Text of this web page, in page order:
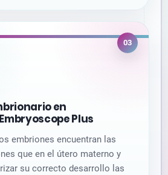
03
en
Plus
embriones encuentran las
que en el útero materno y
su correcto desarrollo las